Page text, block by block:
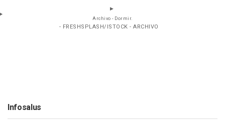
Archivo - Dormir.
- FRESHSPLASH/ISTOCK - ARCHIVO
Infosalus